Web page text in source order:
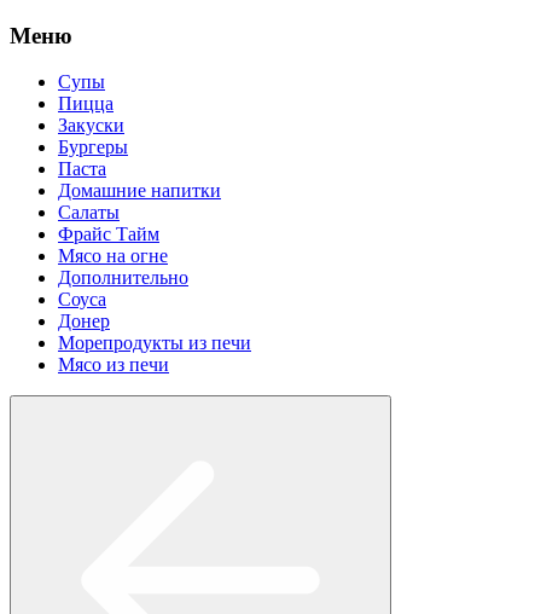
Меню
Супы
Пицца
Закуски
Бургеры
Паста
Домашние напитки
Салаты
Фрайс Тайм
Мясо на огне
Дополнительно
Соуса
Донер
Морепродукты из печи
Мясо из печи